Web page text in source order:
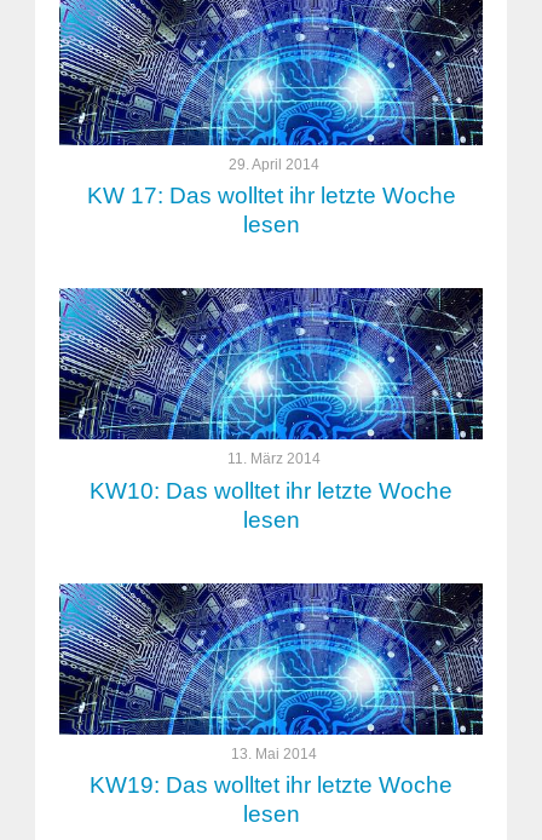
29. April 2014
KW 17: Das wolltet ihr letzte Woche
lesen
11. März 2014
KW10: Das wolltet ihr letzte Woche
lesen
13. Mai 2014
KW19: Das wolltet ihr letzte Woche
lesen